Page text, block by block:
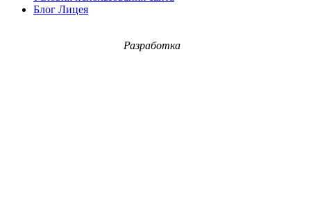
Блог Лицея
Разработка